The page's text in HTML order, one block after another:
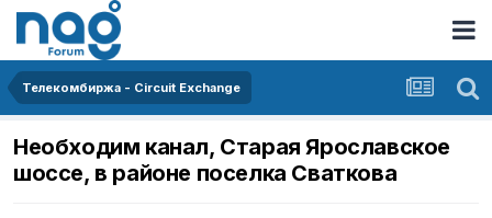
Телекомбиржа - Circuit Exchange
Необходим канал, Старая Ярославское
шоссе, в районе поселка Сваткова